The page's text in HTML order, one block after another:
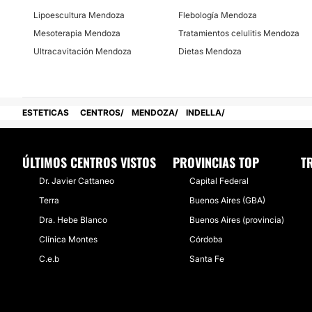
Lipoescultura Mendoza
Flebología Mendoza
Mesoterapia Mendoza
Tratamientos celulitis Mendoza
Ultracavitación Mendoza
Dietas Mendoza
ESTETICAS CENTROS MENDOZA INDELLA
ÚLTIMOS CENTROS VISTOS
Dr. Javier Cattaneo
Terra
Dra. Hebe Blanco
Clínica Montes
C.e.b
PROVINCIAS TOP
Capital Federal
Buenos Aires (GBA)
Buenos Aires (provincia)
Córdoba
Santa Fe